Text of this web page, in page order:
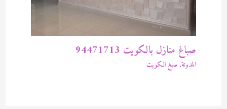
صباغ منازل بالكويت 94471713
المدونة, صبغ الكويت